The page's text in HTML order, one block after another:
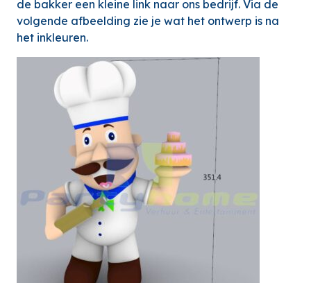
de bakker een kleine link naar ons bedrijf. Via de
volgende afbeelding zie je wat het ontwerp is na
het inkleuren.